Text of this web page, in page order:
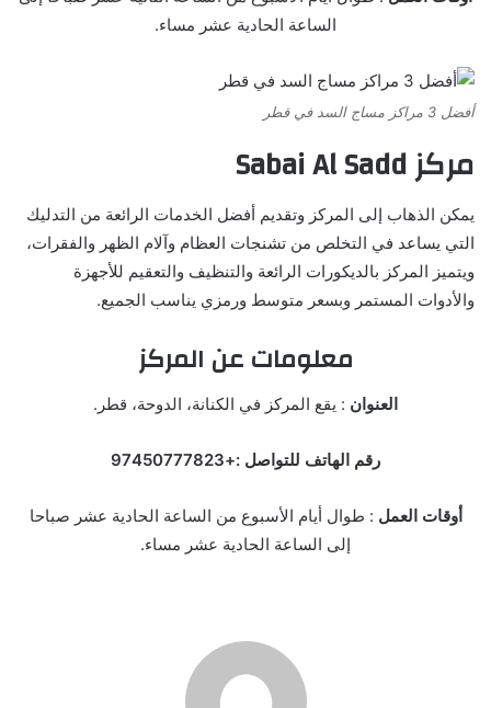
الساعة الحادية عشر مساء.
أفضل 3 مراكز مساج السد في قطر
مركز Sabai Al Sadd
يمكن الذهاب إلى المركز وتقديم أفضل الخدمات الرائعة من التدليك
التي يساعد في التخلص من تشنجات العظام وآلام الظهر والفقرات،
ويتميز المركز بالديكورات الرائعة والتنظيف والتعقيم للأجهزة
والأدوات المستمر وبسعر متوسط ورمزي يناسب الجميع.
معلومات عن المركز
العنوان : يقع المركز في الكنانة، الدوحة، قطر.
رقم الهاتف للتواصل :+97450777823
أوقات العمل : طوال أيام الأسبوع من الساعة الحادية عشر صباحا
إلى الساعة الحادية عشر مساء.